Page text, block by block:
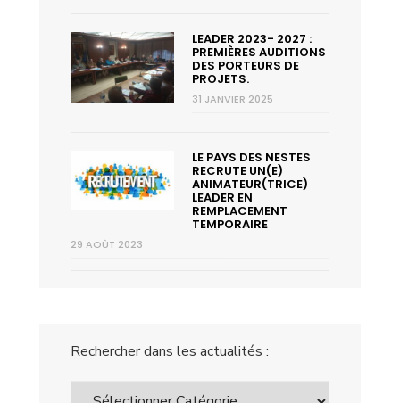
LEADER 2023- 2027 :
PREMIÈRES AUDITIONS
DES PORTEURS DE
PROJETS.
31 JANVIER 2025
LE PAYS DES NESTES
RECRUTE UN(E)
ANIMATEUR(TRICE)
LEADER EN
REMPLACEMENT
TEMPORAIRE
29 AOÛT 2023
Rechercher dans les actualités :